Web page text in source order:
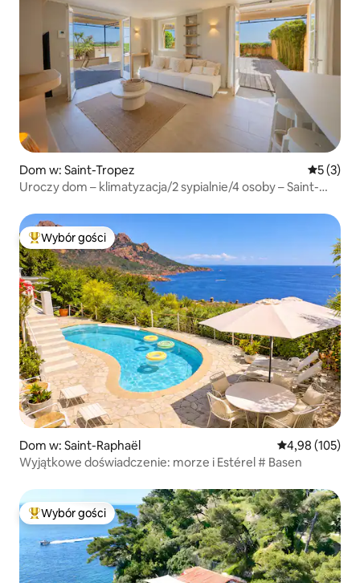
Dom w: Saint-Tropez Średnia
5 (3)
Uroczy dom – klimatyzacja/2 sypialnie/4 osoby – Saint-
Najpopularniejsze z kategorii Wybór gości
Wybór gości
Dom w: Saint-Raphaël Średnia
4,98 (105)
Wyjątkowe doświadczenie: morze i Estérel # Basen
Najpopularniejsze z kategorii Wybór gości
Wybór gości